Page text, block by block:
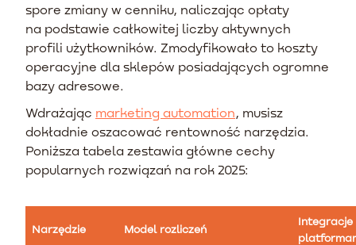
spore zmiany w cenniku, naliczając opłaty
na podstawie całkowitej liczby aktywnych
profili użytkowników. Zmodyfikowało to koszty
operacyjne dla sklepów posiadających ogromne
bazy adresowe.
Wdrażając marketing automation , musisz
dokładnie oszacować rentowność narzędzia.
Poniższa tabela zestawia główne cechy
popularnych rozwiązań na rok 2025:
Narzędzie Model rozliczeń
Integracje